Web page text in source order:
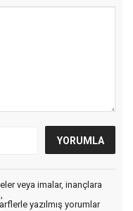
veya imalar, inançlara
yazılmış yorumlar